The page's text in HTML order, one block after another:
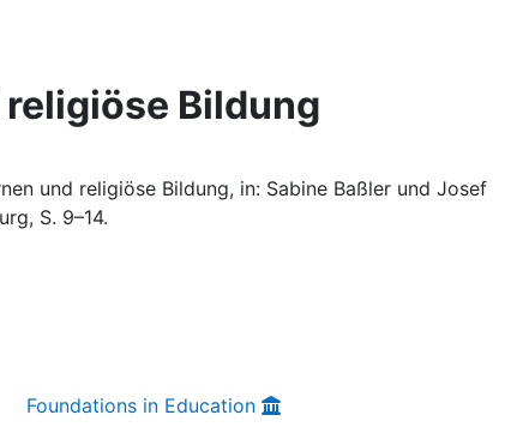
Bildung
und religiöse Bildung, in: Sabine Baßler und Josef
S. 9–14.
Foundations in Education